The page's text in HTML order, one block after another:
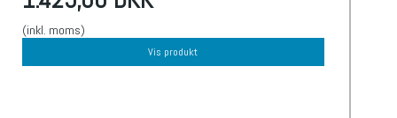
(inkl. moms)
Vis produkt